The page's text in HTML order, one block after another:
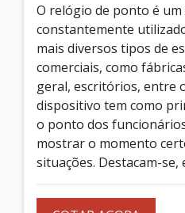
O relógio de ponto é
constantemente
mais diversos tipos de
comerciais, como
geral, escritórios, entre
dispositivo tem como
o ponto dos
mostrar o momento
situações. Destacam-se,